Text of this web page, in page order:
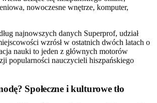
najnowszych danych Superprof, udział
wzrósł w ostatnich dwóch latach o
nauki to jeden z głównych motorów
popularności nauczycieli hiszpańskiego
Społeczne i kulturowe tło